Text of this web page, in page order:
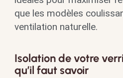
que les modèles
ventilation naturelle.
Isolation de votre
qu’il faut savoir